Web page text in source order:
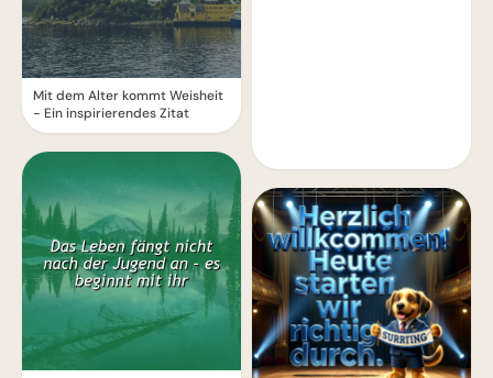
Mit dem Alter kommt Weisheit
- Ein inspirierendes Zitat